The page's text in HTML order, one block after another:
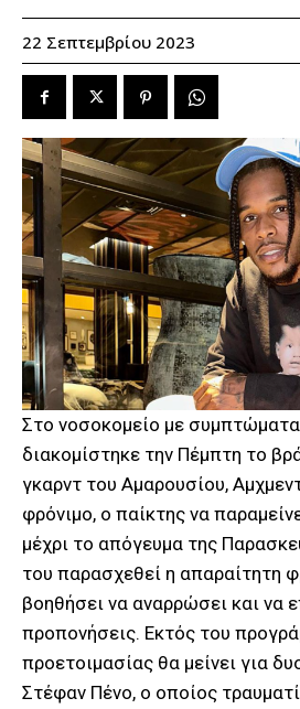
22 Σεπτεμβρίου 2023
Στο νοσοκομείο με
διακομίστηκε την Πέμπτη το
γκαρντ του Αμαρουσίου,
φρόνιμο, ο παίκτης να
μέχρι το απόγευμα της
του παρασχεθεί η απαραίτητη
βοηθήσει να αναρρώσει και να
προπονήσεις. Εκτός του
προετοιμασίας θα μείνει για
Στέφαν Πένο, ο οποίος